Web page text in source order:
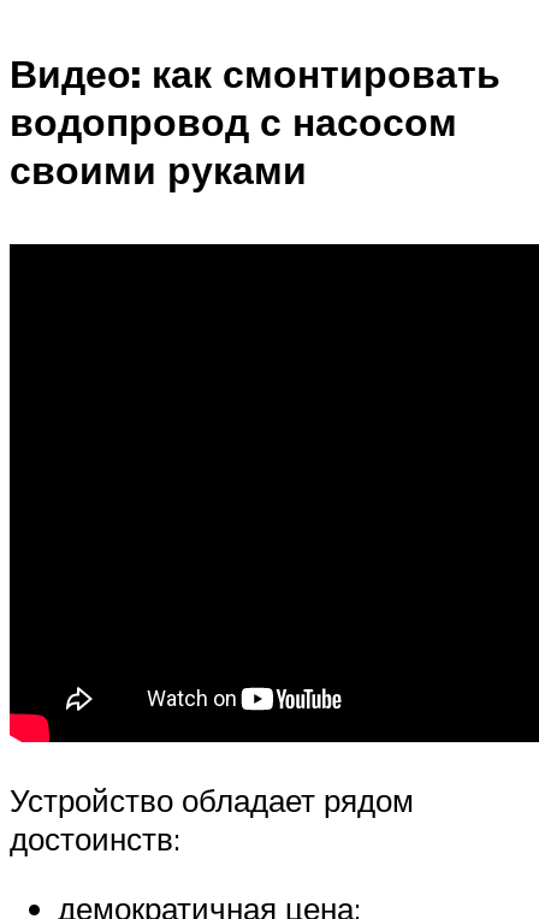
Видео: как смонтировать
водопровод с насосом
своими руками
Устройство обладает рядом
достоинств:
демократичная цена;